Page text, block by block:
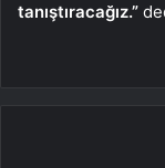
tanıştıracağız.”